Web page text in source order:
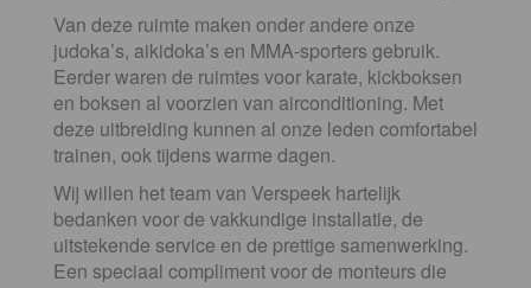
Van deze ruimte maken onder andere onze
judoka’s, aikidoka’s en MMA-sporters gebruik.
Eerder waren de ruimtes voor karate, kickboksen
en boksen al voorzien van airconditioning. Met
deze uitbreiding kunnen al onze leden comfortabel
trainen, ook tijdens warme dagen.
Wij willen het team van Verspeek hartelijk
bedanken voor de vakkundige installatie, de
uitstekende service en de prettige samenwerking.
Een speciaal compliment voor de monteurs die